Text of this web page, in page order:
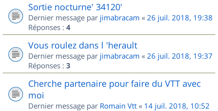
Sortie nocturne' 34120'
Dernier message par jimabracam « 26 juil. 2018, 19:38
Réponses : 4
Vous roulez dans l 'herault
Dernier message par jimabracam « 26 juil. 2018, 19:37
Réponses : 3
Cherche partenaire pour faire du VTT avec
moi
Dernier message par Romain Vtt « 14 juil. 2018, 10:52